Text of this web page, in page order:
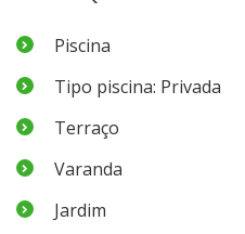
Piscina
Tipo piscina: Privada
Terraço
Varanda
Jardim